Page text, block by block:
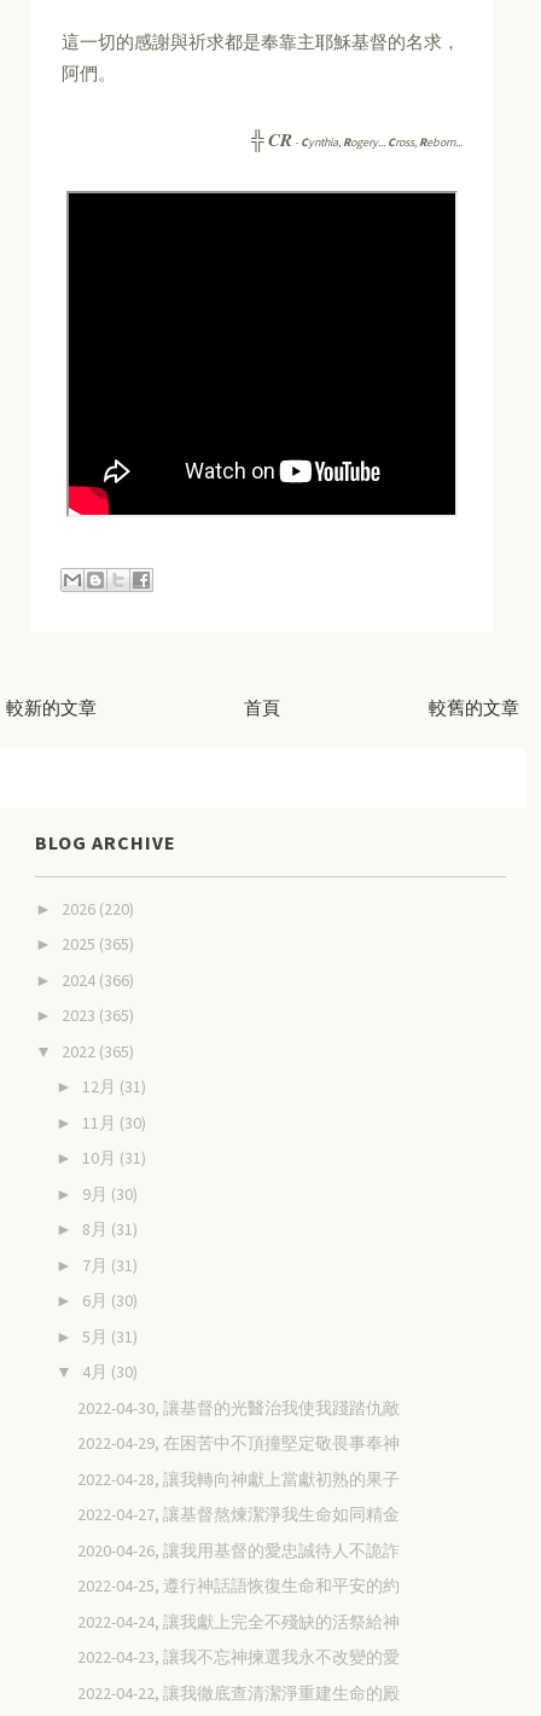
這一切的感謝與祈求都是奉靠主耶穌基督的名求，
阿們。
╬CR -Cynthia, Rogery... Cross, Reborn...
較新的文章 較舊的文章
首頁
BLOG ARCHIVE
► 2026 (220)
► 2025 (365)
► 2024 (366)
► 2023 (365)
▼ 2022 (365)
► 12月 (31)
► 11月 (30)
► 10月 (31)
► 9月 (30)
► 8月 (31)
► 7月 (31)
► 6月 (30)
► 5月 (31)
▼ 4月 (30)
2022-04-30, 讓基督的光醫治我使我踐踏仇敵
2022-04-29, 在困苦中不頂撞堅定敬畏事奉神
2022-04-28, 讓我轉向神獻上當獻初熟的果子
2022-04-27, 讓基督熬煉潔淨我生命如同精金
2020-04-26, 讓我用基督的愛忠誠待人不詭詐
2022-04-25, 遵行神話語恢復生命和平安的約
2022-04-24, 讓我獻上完全不殘缺的活祭給神
2022-04-23, 讓我不忘神揀選我永不改變的愛
2022-04-22, 讓我徹底查清潔淨重建生命的殿